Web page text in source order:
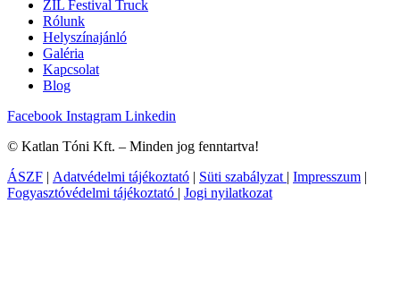
ZIL Festival Truck
Rólunk
Helyszínajánló
Galéria
Kapcsolat
Blog
Facebook Instagram Linkedin
© Katlan Tóni Kft. – Minden jog fenntartva!
ÁSZF | Adatvédelmi tájékoztató | Süti szabályzat | Impresszum |
Fogyasztóvédelmi tájékoztató​ | Jogi nyilatkozat​